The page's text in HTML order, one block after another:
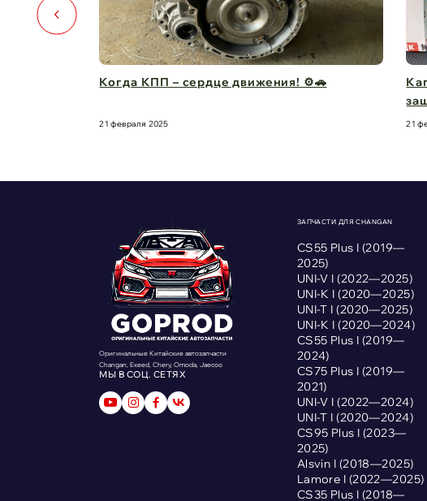
Капот для Changan UNI-V – когда стиль и
21 февраля 2025 21
Оригинальные Китайские автозапчасти
Changan, Exeed, Chery, Omoda, Jaecoo
МЫ В СОЦ. СЕТЯХ
ЗАПЧАСТИ ДЛЯ CHANGAN
CS55 Plus I (2019—
2025)
UNI-V I (2022—2025)
UNI-K I (2020—2025)
UNI-T I (2020—2025)
UNI-K I (2020—2024)
CS55 Plus I (2019—
2024)
CS75 Plus I (2019—
2021)
UNI-V I (2022—2024)
UNI-T I (2020—2024)
CS95 Plus I (2023—
2025)
Alsvin I (2018—2025)
Lamore I (2022—2025)
CS35 Plus I (2018—